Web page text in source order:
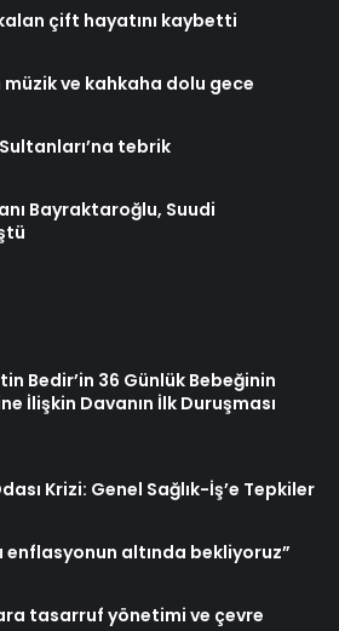
çift hayatını kaybetti
ve kahkaha dolu gece
tebrik
Bayraktaroğlu, Suudi
Bedir’in 36 Günlük Bebeğinin
İlişkin Davanın İlk Duruşması
Krizi: Genel Sağlık-İş’e Tepkiler
enflasyonun altında bekliyoruz”
tasarruf yönetimi ve çevre